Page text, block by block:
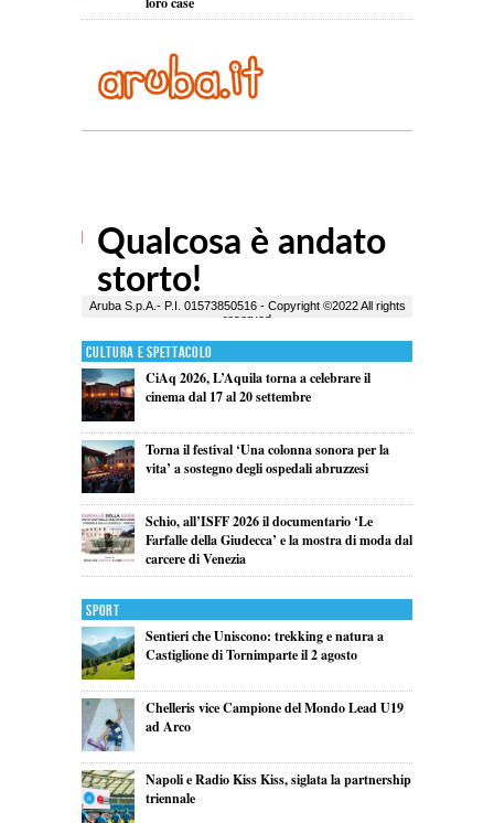
Cultura e Spettacolo
CiAq 2026, L’Aquila torna a celebrare il
cinema dal 17 al 20 settembre
Torna il festival ‘Una colonna sonora per la
vita’ a sostegno degli ospedali abruzzesi
Schio, all’ISFF 2026 il documentario ‘Le
Farfalle della Giudecca’ e la mostra di moda dal
carcere di Venezia
Sport
Sentieri che Uniscono: trekking e natura a
Castiglione di Tornimparte il 2 agosto
Chelleris vice Campione del Mondo Lead U19
ad Arco
Napoli e Radio Kiss Kiss, siglata la partnership
triennale